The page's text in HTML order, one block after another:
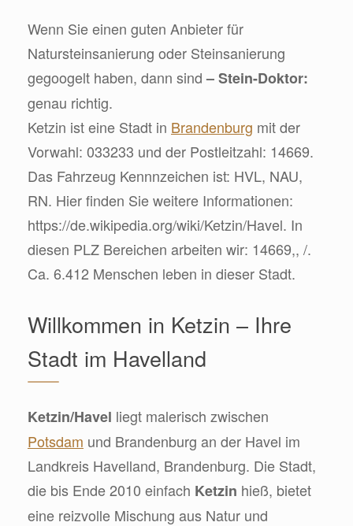
Wenn Sie einen guten Anbieter für
Natursteinsanierung oder Steinsanierung
gegoogelt haben, dann sind– Stein-Doktor:
genau richtig.
Ketzin ist eine Stadt in Brandenburg mit der
Vorwahl: 033233 und der Postleitzahl: 14669.
Das Fahrzeug Kennnzeichen ist: HVL, NAU,
RN. Hier finden Sie weitere Informationen:
https://de.wikipedia.org/wiki/Ketzin/Havel. In
diesen PLZ Bereichen arbeiten wir: 14669,, /.
Ca. 6.412 Menschen leben in dieser Stadt.
Willkommen in Ketzin – Ihre
Stadt im Havelland
Ketzin/Havel liegt malerisch zwischen
Potsdam und Brandenburg an der Havel im
Landkreis Havelland, Brandenburg. Die Stadt,
die bis Ende 2010 einfach Ketzin hieß, bietet
eine reizvolle Mischung aus Natur und